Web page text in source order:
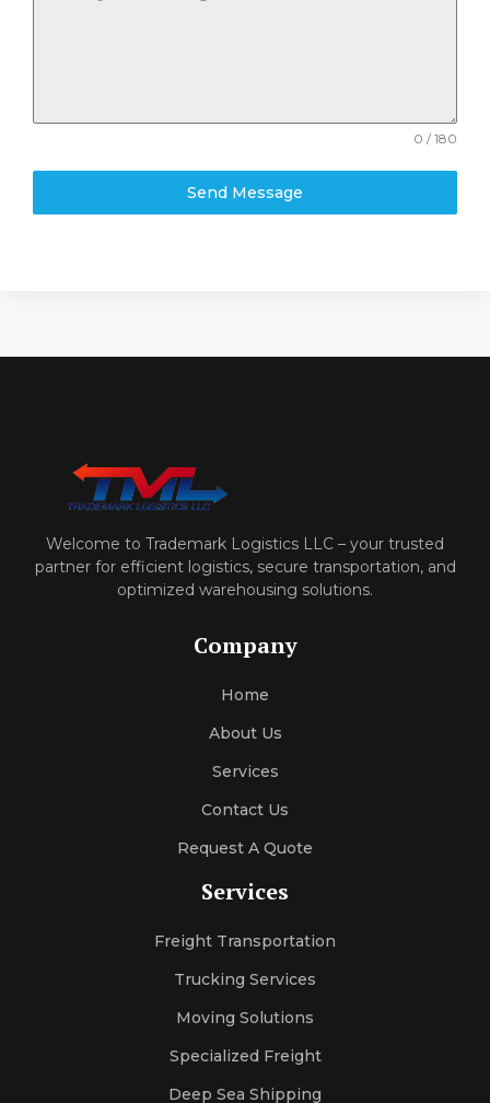
0 / 180
Send Message
Welcome to Trademark Logistics LLC – your trusted
partner for efficient logistics, secure transportation, and
optimized warehousing solutions.
Company
Home
About Us
Services
Contact Us
Request A Quote
Services
Freight Transportation
Trucking Services
Moving Solutions
Specialized Freight
Deep Sea Shipping